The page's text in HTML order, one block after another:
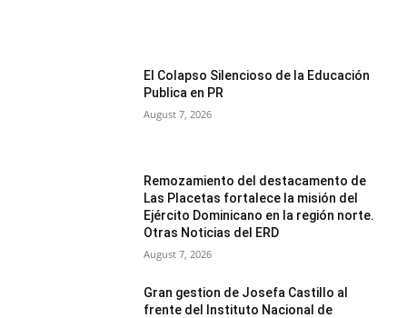
El Colapso Silencioso de la Educación
Publica en PR
August 7, 2026
Remozamiento del destacamento de
Las Placetas fortalece la misión del
Ejército Dominicano en la región norte.
Otras Noticias del ERD
August 7, 2026
Gran gestion de Josefa Castillo al
frente del Instituto Nacional de